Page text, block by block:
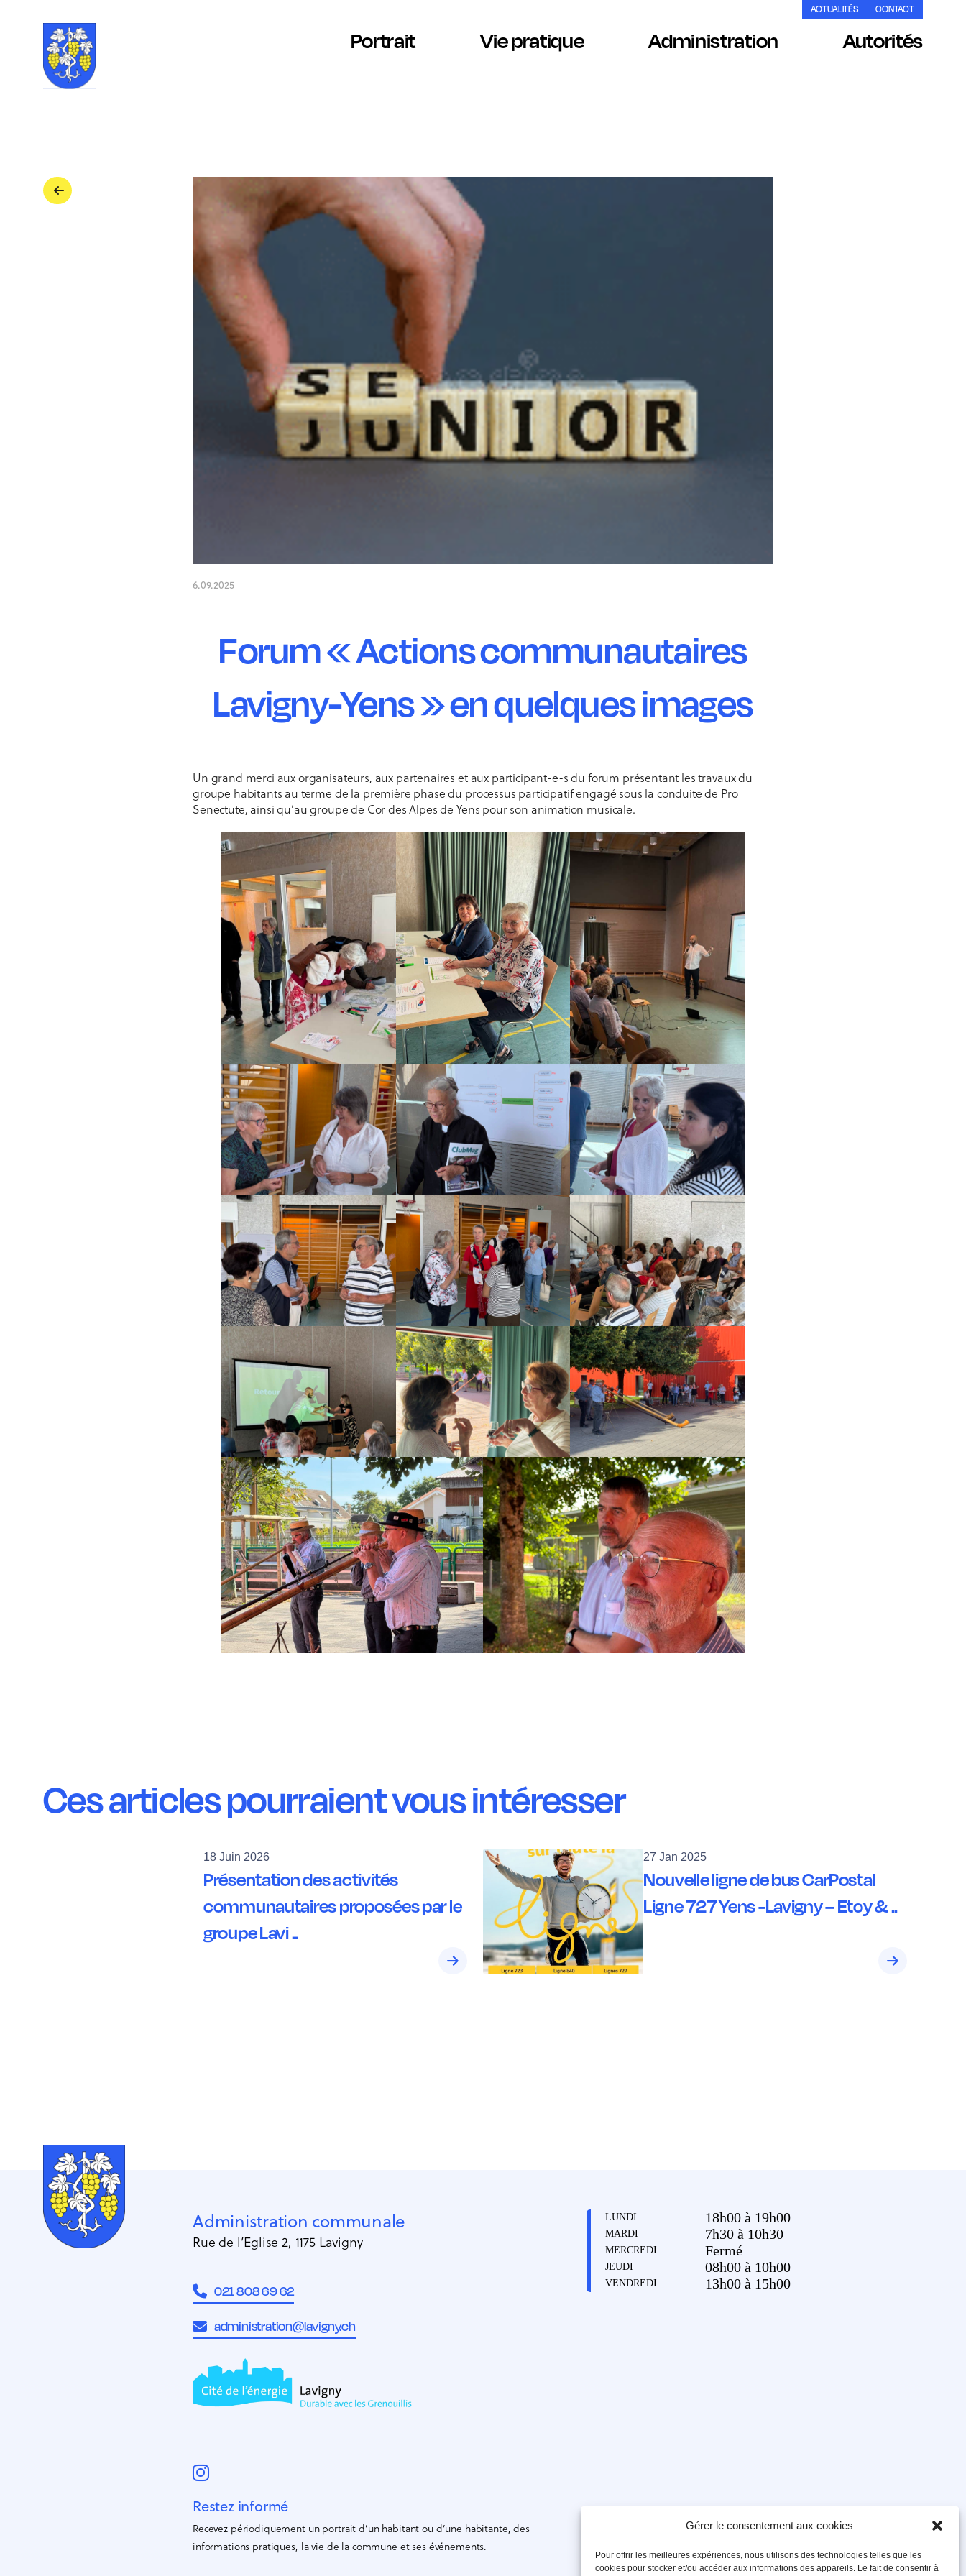
Gérer le consentement aux cookies
Pour offrir les meilleures expériences, nous utilisons des technologies telles que les
cookies pour stocker et/ou accéder aux informations des appareils. Le fait de consentir à
Portrait Vie pratique Administration Autorités
ACTUALITÉS CONTACT
6.09.2025
Forum « Actions communautaires
Lavigny-Yens » en quelques images
Un grand merci aux organisateurs, aux partenaires et aux participant-e-s du forum présentant les travaux du
groupe habitants au terme de la première phase du processus participatif engagé sous la conduite de Pro
Senectute, ainsi qu’au groupe de Cor des Alpes de Yens pour son animation musicale.
Ces articles pourraient vous intéresser
18 Juin 2026
Présentation des activités
communautaires proposées par le
groupe Lavi ..
27 Jan 2025
Nouvelle ligne de bus CarPostal
Ligne 727 Yens -Lavigny – Etoy & ..
Administration communale
Rue de l’Eglise 2, 1175 Lavigny
021 808 69 62
administration@lavigny.ch
LUNDI 18h00 à 19h00
MARDI 7h30 à 10h30
MERCREDI Fermé
JEUDI 08h00 à 10h00
VENDREDI 13h00 à 15h00
Restez informé
Recevez périodiquement un portrait d’un habitant ou d’une habitante, des
informations pratiques, la vie de la commune et ses événements.